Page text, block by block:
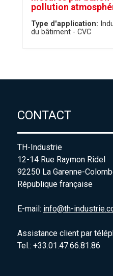
pollution
Type d'application:
du bâtiment - CVC
CONTACT
TH-Industrie
12-14 Rue Raymon Ridel
92250 La Garenne-
République française
E-mail: info@th-
Assistance client par
Tel.: +33.01.47.66.81.86